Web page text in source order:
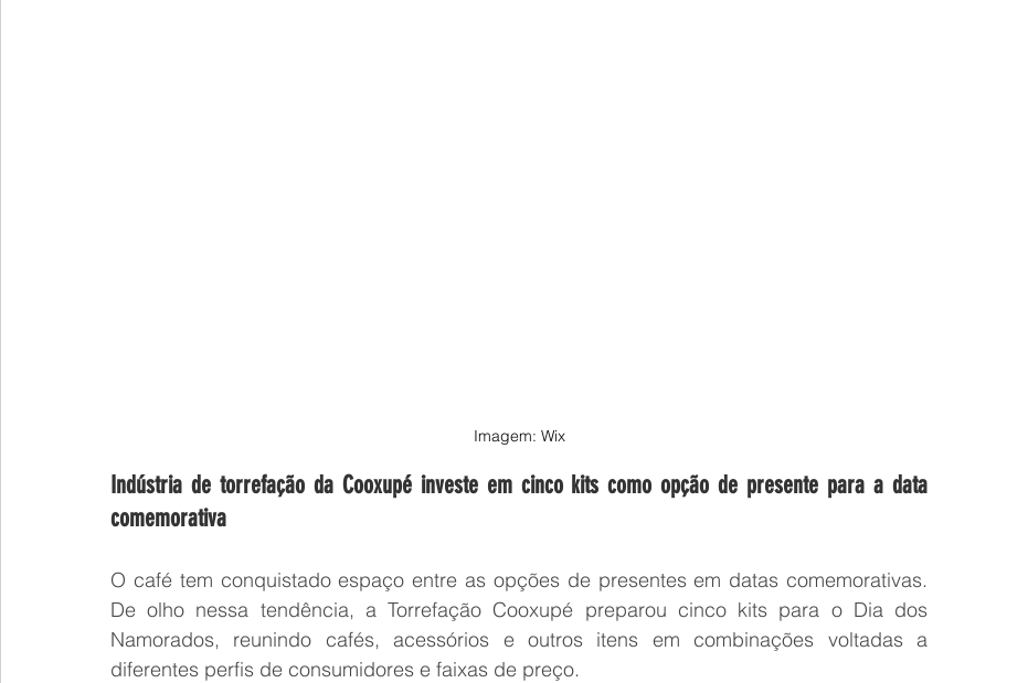
Imagem: Wix
Indústria de torrefação da Cooxupé investe em cinco kits como opção de presente para a data
comemorativa
O café tem conquistado espaço entre as opções de presentes em datas comemorativas.
De olho nessa tendência, a Torrefação Cooxupé preparou cinco kits para o Dia dos
Namorados, reunindo cafés, acessórios e outros itens em combinações voltadas a
diferentes perfis de consumidores e faixas de preço.